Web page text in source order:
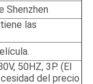
Shenzhen
las
50HZ, 3P. (El
del precio